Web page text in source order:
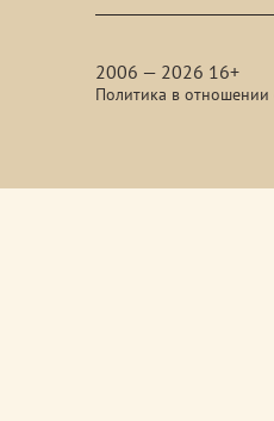
2006 — 2026 16+
Политика в